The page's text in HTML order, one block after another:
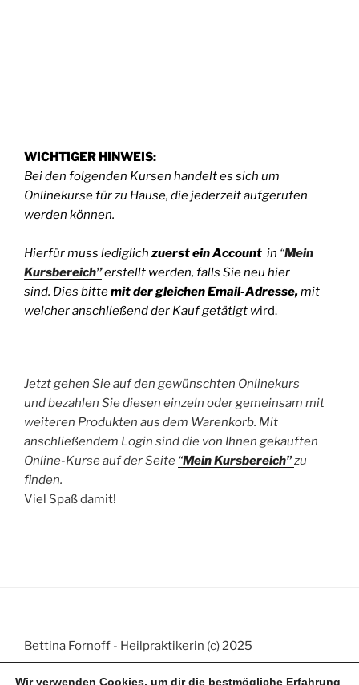
WICHTIGER HINWEIS:
Bei den folgenden Kursen handelt es sich um
Onlinekurse für zu Hause, die jederzeit aufgerufen
werden können.
Hierfür muss lediglich zuerstein Account in “Mein
Kursbereich”erstellt werden, falls Sie neu hier
sind. Dies bittemit der gleichen Email-Adresse,mit
welcher anschließend der Kauf getätigt wird.
Jetzt gehen Sie auf den gewünschten Onlinekurs
und bezahlen Sie diesen einzeln oder gemeinsam mit
weiteren Produkten aus dem Warenkorb. Mit
anschließendem Login sind die von Ihnen gekauften
Online-Kurse auf der Seite “Mein Kursbereich”zu
finden.
Viel Spaß damit!
Bettina Fornoff - Heilpraktikerin (c) 2025
Wir verwenden Cookies, um dir die bestmögliche Erfahrung